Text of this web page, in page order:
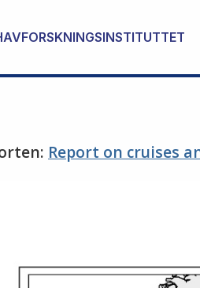
Report on cruises